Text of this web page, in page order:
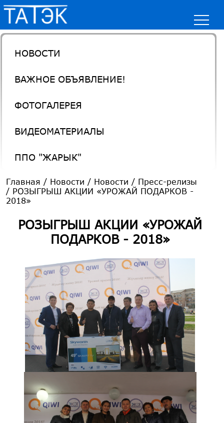
НОВОСТИ
ВАЖНОЕ ОБЪЯВЛЕНИЕ!
ФОТОГАЛЕРЕЯ
ВИДЕОМАТЕРИАЛЫ
ППО "ЖАРЫК"
Главная / Новости / Новости / Пресс-релизы
/ РОЗЫГРЫШ АКЦИИ «УРОЖАЙ ПОДАРКОВ -
2018»
РОЗЫГРЫШ АКЦИИ «УРОЖАЙ
ПОДАРКОВ - 2018»